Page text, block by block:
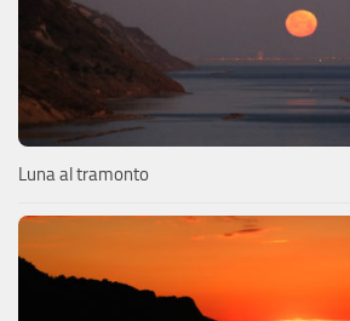
Luna al tramonto